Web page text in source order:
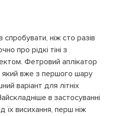
ніж сто разів
про рідкі тіні з
Фетровий аплікатор
який вже з першого шару
варіант для літніх
в застосуванні
їх висихання, перш ніж
ПЕРЕРАХУВАТИ
ПОВЕРНУТИСЯ